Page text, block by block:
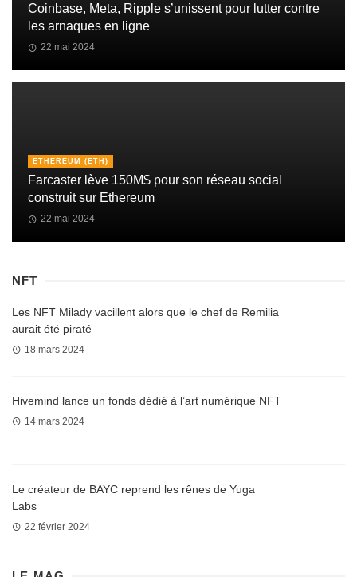
Coinbase, Meta, Ripple s’unissent pour lutter contre
les arnaques en ligne
22 mai 2024
ETHEREUM (ETH)
Farcaster lève 150M$ pour son réseau social
construit sur Ethereum
22 mai 2024
NFT
Les NFT Milady vacillent alors que le chef de Remilia
aurait été piraté
18 mars 2024
Hivemind lance un fonds dédié à l’art numérique NFT
14 mars 2024
Le créateur de BAYC reprend les rênes de Yuga
Labs
22 février 2024